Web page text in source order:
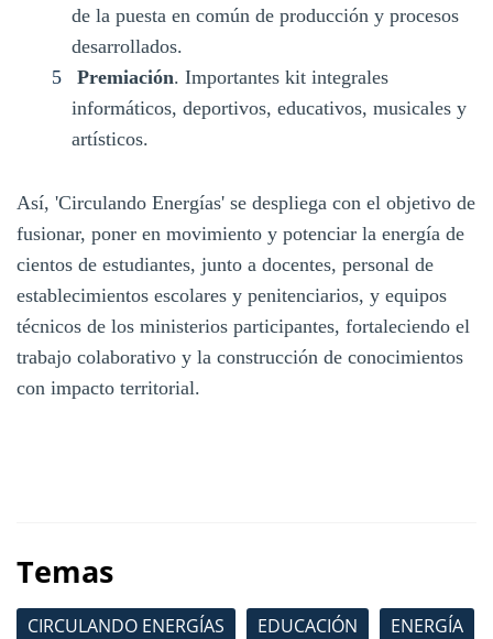
de la puesta en común de producción y procesos
desarrollados.
Premiación. Importantes kit integrales
informáticos, deportivos, educativos, musicales y
artísticos.
Así, 'Circulando Energías' se despliega con el objetivo de
fusionar, poner en movimiento y potenciar la energía de
cientos de estudiantes, junto a docentes, personal de
establecimientos escolares y penitenciarios, y equipos
técnicos de los ministerios participantes, fortaleciendo el
trabajo colaborativo y la construcción de conocimientos
con impacto territorial.
Temas
CIRCULANDO ENERGÍAS EDUCACIÓN ENERGÍA